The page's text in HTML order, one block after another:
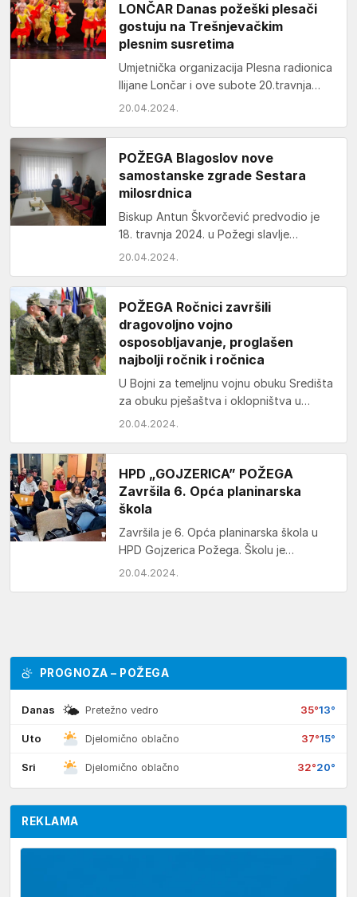
LONČAR Danas požeški plesači
gostuju na Trešnjevačkim
plesnim susretima
Umjetnička organizacija Plesna radionica
Ilijane Lončar i ove subote 20.travnja
gostuje na 19. TREPS plesnim susretima
20.04.2024.
POŽEGA Blagoslov nove
samostanske zgrade Sestara
milosrdnica
Biskup Antun Škvorčević predvodio je
18. travnja 2024. u Požegi slavlje
blagoslova novouređene biskupijske
20.04.2024.
POŽEGA Ročnici završili
dragovoljno vojno
osposobljavanje, proglašen
najbolji ročnik i ročnica
U Bojni za temeljnu vojnu obuku Središta
za obuku pješaštva i oklopništva u
vojarni 123. brigade HV u Požegi danas…
20.04.2024.
HPD „GOJZERICA” POŽEGA
Završila 6. Opća planinarska
škola
Završila je 6. Opća planinarska škola u
HPD Gojzerica Požega. Školu je
pohađalo 26 planinara te su svi uspješno
20.04.2024.
PROGNOZA – POŽEGA
Danas 🌤 Pretežno vedro 35°13°
Uto Djelomično oblačno 37°15°
Sri Djelomično oblačno 32°20°
REKLAMA